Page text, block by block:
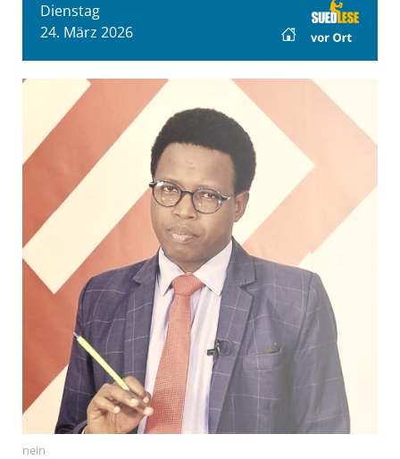
Dienstag
24. März 2026
nein